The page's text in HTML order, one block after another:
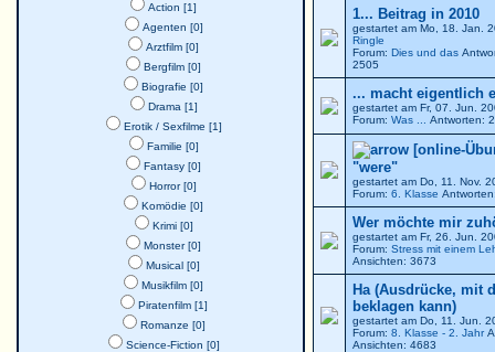
Action [1]
Agenten [0]
Arztfilm [0]
Bergfilm [0]
Biografie [0]
Drama [1]
Erotik / Sexfilme [1]
Familie [0]
Fantasy [0]
Horror [0]
Komödie [0]
Krimi [0]
Monster [0]
Musical [0]
Musikfilm [0]
Piratenfilm [1]
Romanze [0]
Science-Fiction [0]
1... Beitrag in 2010
gestartet am Mo, 18. Jan.
Ringle
Forum: Dies und das
2505
... macht eigentlich
gestartet am Fr, 07. Jun.
Forum: Was ... Antworten:
[online-
"were"
gestartet am Do, 11. Nov.
Forum: 6. Klasse
Wer möchte mir
gestartet am Fr, 26. Jun.
Forum: Stress mit einem
Ansichten: 3673
Ha (Ausdrücke, mit
beklagen kann)
gestartet am Do, 11. Jun.
Forum: 8. Klasse - 2. Jahr
Ansichten: 4683